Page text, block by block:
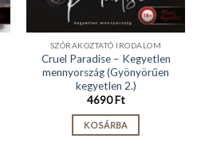
SZÓRAKOZTATÓ IRODALOM
Cruel Paradise – Kegyetlen
mennyország (Gyönyörűen
kegyetlen 2.)
4690Ft
KOSÁRBA